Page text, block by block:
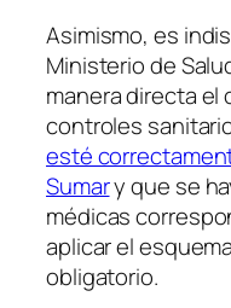
Asimismo, es
Ministerio de
manera directa el
controles
esté
Sumary que se
médicas
aplicar el
obligatorio.